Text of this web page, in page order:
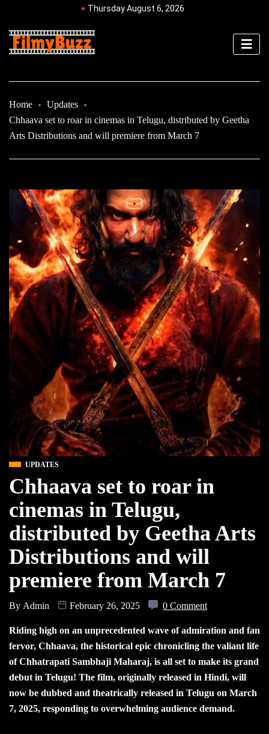
Thursday August 6, 2026
Home
Updates
Chhaava set to roar in cinemas in Telugu, distributed by Geetha
Arts Distributions and will premiere from March 7
UPDATES
Chhaava set to roar in
cinemas in Telugu,
distributed by Geetha Arts
Distributions and will
premiere from March 7
By Admin February 26, 2025 0 Comment
Riding high on an unprecedented wave of admiration and fan
fervor, Chhaava, the historical epic chronicling the valiant life
of Chhatrapati Sambhaji Maharaj, is all set to make its grand
debut in Telugu! The film, originally released in Hindi, will
now be dubbed and theatrically released in Telugu on March
7, 2025, responding to overwhelming audience demand.